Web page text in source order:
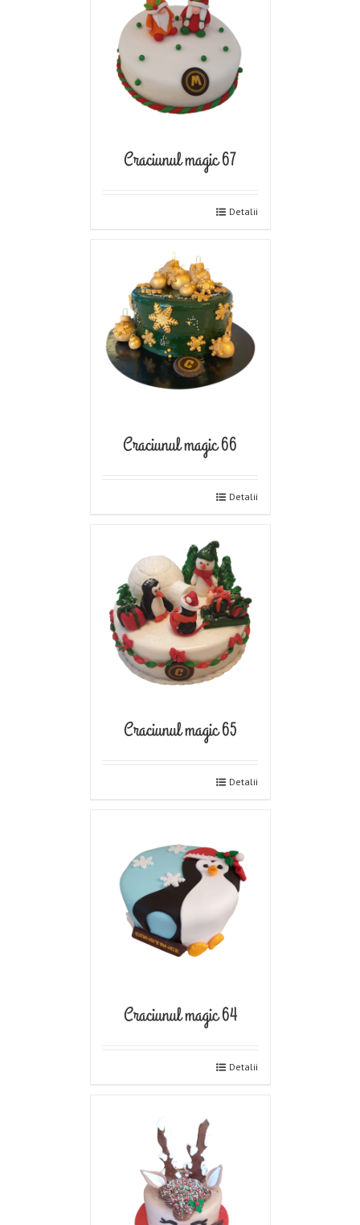
Craciunul magic 67
Detalii
Craciunul magic 66
Detalii
Craciunul magic 65
Detalii
Craciunul magic 64
Detalii